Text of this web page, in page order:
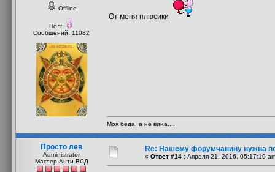
Offline
Пол:
Сообщений: 11082
От меня плюсики
Моя беда, а не вина....
Просто лев
Administrator
Мастер Анти-ВСД
Re: Нашему форумчанину нужна
« Ответ #14 : Апреля 21, 2016, 05:17:19